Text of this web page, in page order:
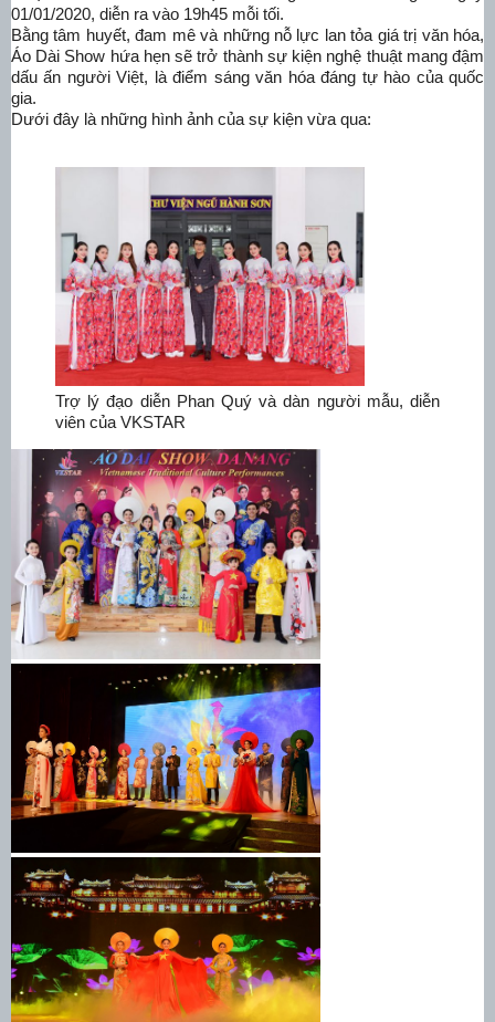
01/01/2020, diễn ra vào 19h45 mỗi tối.
Bằng tâm huyết, đam mê và những nỗ lực lan tỏa giá trị văn hóa,
Áo Dài Show hứa hẹn sẽ trở thành sự kiện nghệ thuật mang đậm
dấu ấn người Việt, là điểm sáng văn hóa đáng tự hào của quốc
gia.
Dưới đây là những hình ảnh của sự kiện vừa qua:
Trợ lý đạo diễn Phan Quý và dàn người mẫu, diễn
viên của VKSTAR